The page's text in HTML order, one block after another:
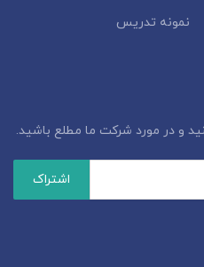
نمونه تدریس
و در مورد شرکت ما مطلع باشید.